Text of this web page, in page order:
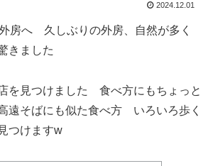
2024.12.01
房へ 久しぶりの外房、自然が多く
きました
を見つけました 食べ方にもちょっと
遠そばにも似た食べ方 いろいろ歩く
つけますw